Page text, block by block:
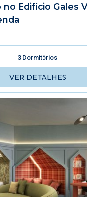
Edifício Gales
3 Dormitórios
VER DETALHES